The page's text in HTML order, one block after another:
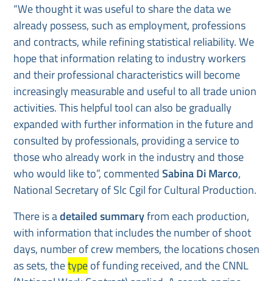
“We thought it was useful to share the data we
already possess, such as employment, professions
and contracts, while refining statistical reliability. We
hope that information relating to industry workers
and their professional characteristics will become
increasingly measurable and useful to all trade union
activities. This helpful tool can also be gradually
expanded with further information in the future and
consulted by professionals, providing a service to
those who already work in the industry and those
who would like to”, commentedSabina Di Marco,
National Secretary of Slc Cgil for Cultural Production.
There is adetailed summaryfrom each production,
with information that includes the number of shoot
days, number of crew members, the locations chosen
as sets, thetypeof funding received, and the CNNL